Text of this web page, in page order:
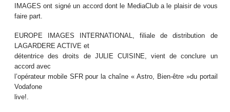
IMAGES ont signé un accord dont le MediaClub a le plaisir de vous
faire part.
EUROPE IMAGES INTERNATIONAL, filiale de distribution de
LAGARDERE ACTIVE et
détentrice des droits de JULIE CUISINE, vient de conclure un
accord avec
l’opérateur mobile SFR pour la chaîne « Astro, Bien-être »du portail
Vodafone
live!.